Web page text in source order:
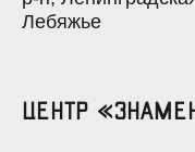
Лебяжье
Центр